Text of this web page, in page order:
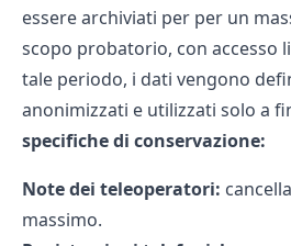
essere archiviati per per un
scopo probatorio, con accesso
tale periodo, i dati vengono
anonimizzati e utilizzati solo a
specifiche di conservazione:
Note dei teleoperatori:
massimo.